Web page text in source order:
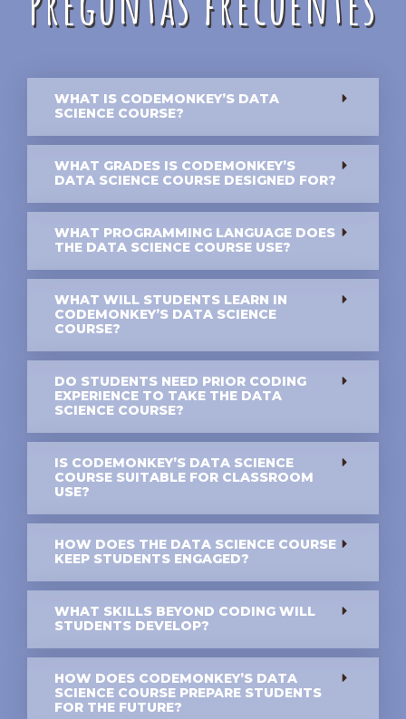
WHAT IS CODEMONKEY’S DATA
SCIENCE COURSE?
WHAT GRADES IS CODEMONKEY’S
DATA SCIENCE COURSE DESIGNED FOR?
WHAT PROGRAMMING LANGUAGE DOES
THE DATA SCIENCE COURSE USE?
WHAT WILL STUDENTS LEARN IN
CODEMONKEY’S DATA SCIENCE
COURSE?
DO STUDENTS NEED PRIOR CODING
EXPERIENCE TO TAKE THE DATA
SCIENCE COURSE?
IS CODEMONKEY’S DATA SCIENCE
COURSE SUITABLE FOR CLASSROOM
USE?
HOW DOES THE DATA SCIENCE COURSE
KEEP STUDENTS ENGAGED?
WHAT SKILLS BEYOND CODING WILL
STUDENTS DEVELOP?
HOW DOES CODEMONKEY’S DATA
SCIENCE COURSE PREPARE STUDENTS
FOR THE FUTURE?